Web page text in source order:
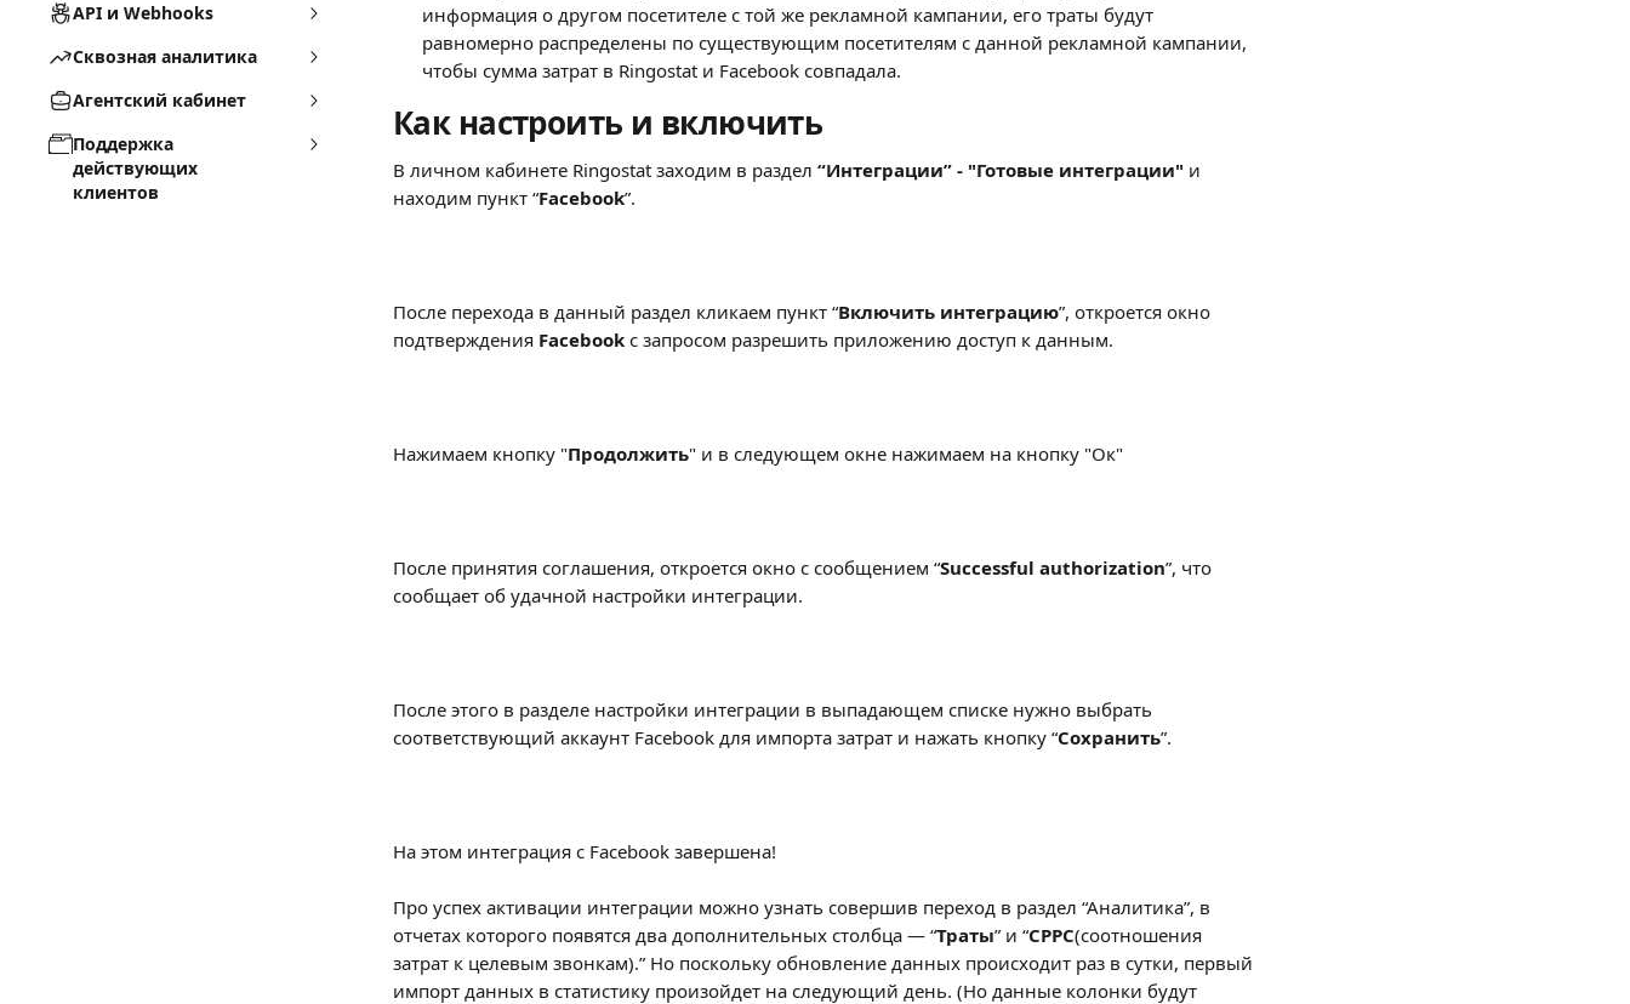
API и Webhooks
Сквозная аналитика
Агентский кабинет
Поддержка
действующих
клиентов
информация о другом посетителе с той же рекламной кампании, его траты будут
равномерно распределены по существующим посетителям с данной рекламной кампании,
чтобы сумма затрат в Ringostat и Facebook совпадала.
Как настроить и включить
В личном кабинете Ringostat заходим в раздел “Интеграции” - "Готовые интеграции" и
находим пункт “Facebook”.
После перехода в данный раздел кликаем пункт “Включить интеграцию”, откроется окно
подтверждения Facebook с запросом разрешить приложению доступ к данным.
Нажимаем кнопку "Продолжить" и в следующем окне нажимаем на кнопку "Ок"
После принятия соглашения, откроется окно с сообщением “Successful authorization”, что
сообщает об удачной настройки интеграции.
После этого в разделе настройки интеграции в выпадающем списке нужно выбрать
соответствующий аккаунт Facebook для импорта затрат и нажать кнопку “Сохранить”.
На этом интеграция с Facebook завершена!
Про успех активации интеграции можно узнать совершив переход в раздел “Аналитика”, в
отчетах которого появятся два дополнительных столбца — “Траты” и “CPPC(соотношения
затрат к целевым звонкам).” Но поскольку обновление данных происходит раз в сутки, первый
импорт данных в статистику произойдет на следующий день. (Но данные колонки будут